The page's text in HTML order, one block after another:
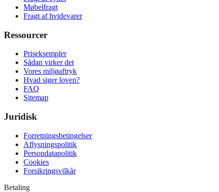
Møbelfragt
Fragt af hvidevarer
Ressourcer
Priseksempler
Sådan virker det
Vores miljøaftryk
Hvad siger loven?
FAQ
Sitemap
Juridisk
Forretningsbetingelser
Aflysningspolitik
Persondatapolitik
Cookies
Forsikringsvilkår
Betaling